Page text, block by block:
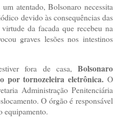
atentado, Bolsonaro necessita
devido às consequências das
da facada que recebeu na
graves lesões nos intestinos
fora de casa, Bolsonaro
por tornozeleira eletrônica. O
Administração Penitenciária
O órgão é responsável
equipamento.